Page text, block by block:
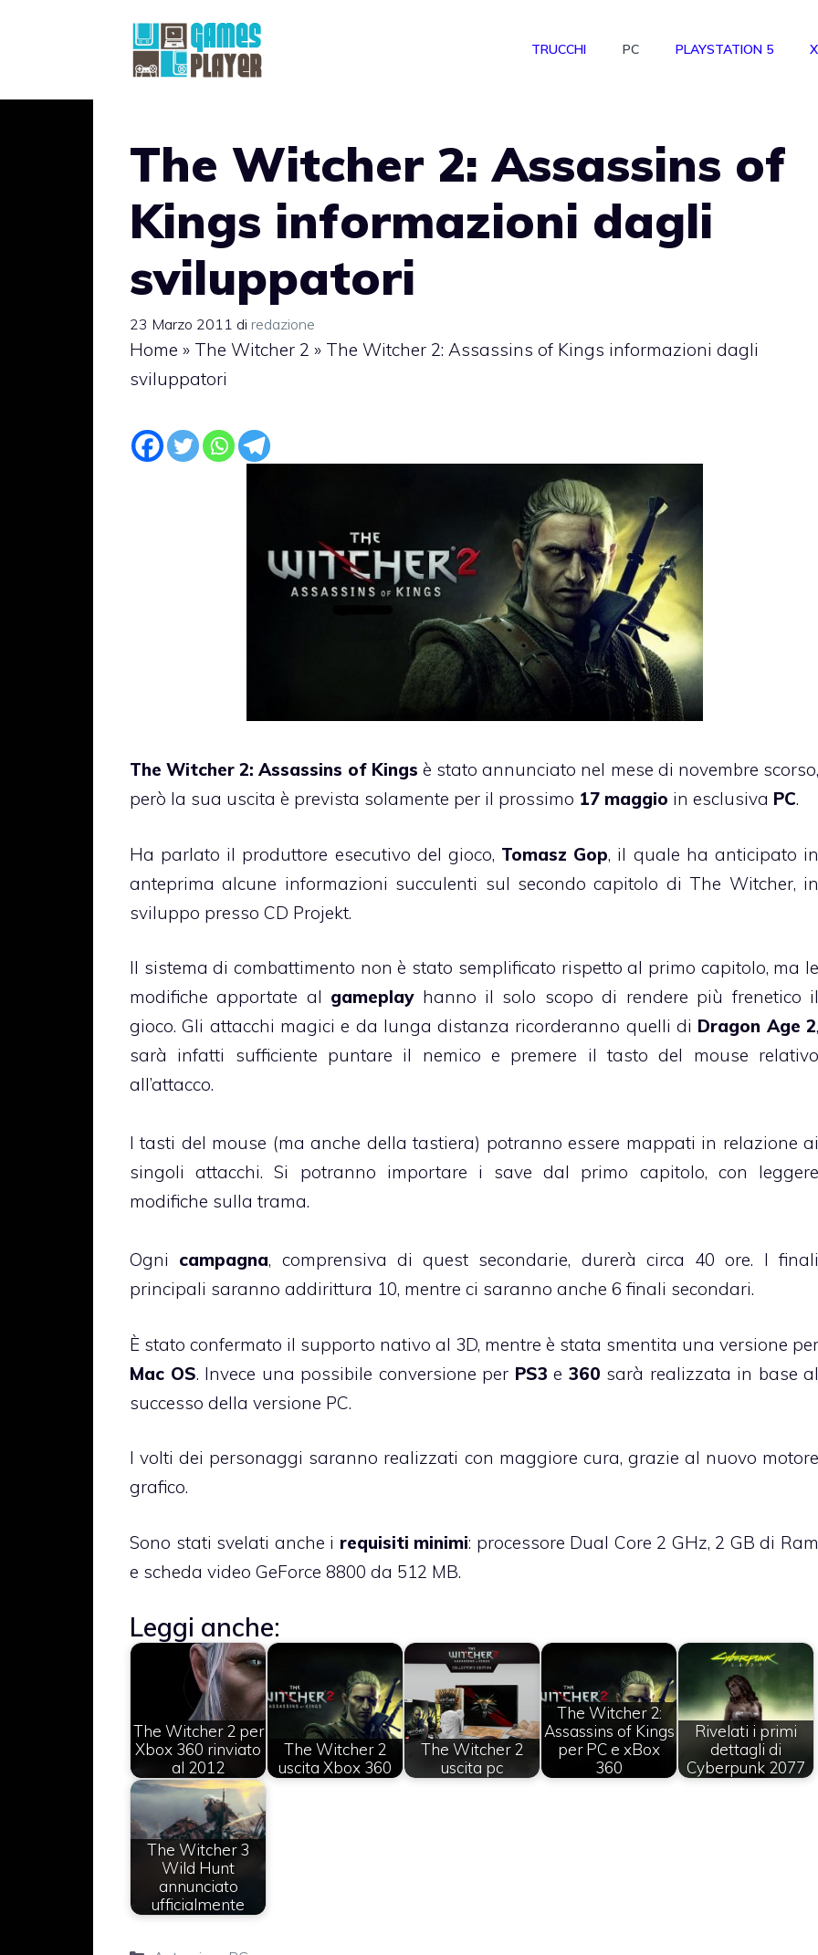
TRUCCHI PC PLAYSTATION 5
The Witcher 2: Assassins of
Kings informazioni dagli
sviluppatori
23 Marzo 2011 di redazione
Home » The Witcher 2 » The Witcher 2: Assassins of Kings informazioni dagli
sviluppatori
The Witcher 2: Assassins of Kings è stato annunciato nel mese di novembre scorso,
però la sua uscita è prevista solamente per il prossimo 17 maggio in esclusiva PC.
Ha parlato il produttore esecutivo del gioco, Tomasz Gop, il quale ha anticipato in
anteprima alcune informazioni succulenti sul secondo capitolo di The Witcher, in
sviluppo presso CD Projekt.
Il sistema di combattimento non è stato semplificato rispetto al primo capitolo, ma le
modifiche apportate al gameplayhanno il solo scopo di rendere più frenetico il
gioco. Gli attacchi magici e da lunga distanza ricorderanno quelli di Dragon Age 2,
sarà infatti sufficiente puntare il nemico e premere il tasto del mouse relativo
all’attacco.
I tasti del mouse (ma anche della tastiera) potranno essere mappati in relazione ai
singoli attacchi. Si potranno importare i save dal primo capitolo, con leggere
modifiche sulla trama.
Ogni campagna, comprensiva di quest secondarie, durerà circa 40 ore. I finali
principali saranno addirittura 10, mentre ci saranno anche 6 finali secondari.
È stato confermato il supporto nativo al 3D, mentre è stata smentita una versione per
Mac OS. Invece una possibile conversione per PS3 e 360 sarà realizzata in base al
successo della versione PC.
I volti dei personaggi saranno realizzati con maggiore cura, grazie al nuovo motore
grafico.
Sono stati svelati anche i requisiti minimi: processore Dual Core 2 GHz, 2 GB di Ram
e scheda video GeForce 8800 da 512 MB.
Leggi anche:
The Witcher 2 per
Xbox 360 rinviato
al 2012
The Witcher 2
uscita Xbox 360
The Witcher 2
uscita pc
The Witcher 2:
Assassins of Kings
per PC e xBox
360
Rivelati i primi
dettagli di
Cyberpunk 2077
The Witcher 3
Wild Hunt
annunciato
ufficialmente